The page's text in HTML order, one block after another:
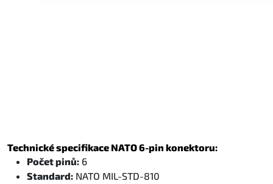
Technické specifikace NATO 6-pin konektoru:
Počet pinů: 6
Standard: NATO MIL-STD-810